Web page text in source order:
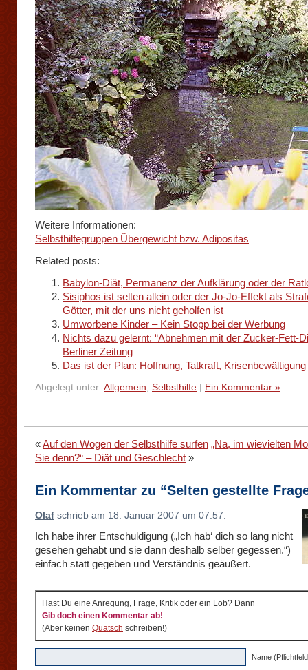
Weitere Informationen:
Selbsthilfegruppen Übergewicht bzw. Adipositas
Related posts:
Babylon-Diät, Permanenz der Aufklärung oder der
Sisiphos ist selten allein oder der Jo-Jo-Effekt als
Götter, mit der uns nicht geholfen ist
Umworbene Kinder – Kein Stopp bei der Werbung
Nichts dazu gelernt: “Abnehmen mit der Zucker-Fett-
Berliner Zeitung
Das ist der Plan: Hoffnung, Tatkraft, Krisenbewältigung
Abgelegt unter: Allgemein, Selbsthilfe Ein Kommentar »
«Auf den Wogen der Selbsthilfe surfen „Na, im wievielten
Sie denn?“ – Diät und Geschlecht »
Ein Kommentar zu “Selten gestellte
Olaf schrieb am 18. Januar 2007 um 07:57:
Ich habe ihrer Entschuldigung („Ich hab‘ dich so lang nicht
gesehen gehabt und sie dann deshalb selber gegessen.“)
einfach statt gegeben und Verständnis geäußert.
Hast Du eine Anregung, Frage, Kritik oder ein Lob? Dann
Gib doch einen Kommentar ab!
(Aber keinen Quatsch schreiben!)
Name